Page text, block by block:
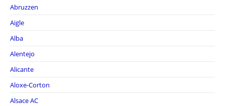
Abruzzen
Aigle
Alba
Alentejo
Alicante
Aloxe-Corton
Alsace AC